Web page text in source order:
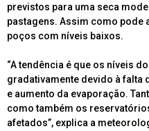
previstos para uma seca
pastagens. Assim como
poços com níveis baixos.
“A tendência é que os níveis
gradativamente devido à falta
e aumento da evaporação.
como também os
afetados”, explica a